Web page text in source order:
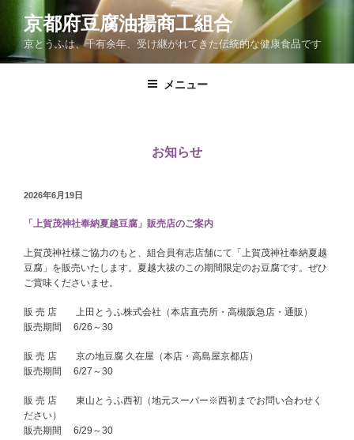
ン
京都府豆腐油揚商工組合
京とうふは、千有余年、受け継がれてきた伝統的な健康食品です
メニュー
お知らせ
投
日:
2026年6月19日
「上賀茂神社奉納夏越豆腐」販売店のご案内
上賀茂神社様ご協力のもと、組合員有志店舗にて「上賀茂神社奉納夏越
豆腐」を販売いたします。夏越大祓のこの期間限定のお豆腐です。ぜひ
ご賞味くださいませ。
販 売 店 上田とうふ株式会社（本店直売所・高槻阪急店・通販）
販売期間 6/26～30
販 売 店 京の地豆腐 久在屋（本店・高島屋京都店）
販売期間 6/27～30
販 売 店 東山とうふ西初（地元スーパー※西初までお問い合わせく
ださい）
販売期間 6/29～30